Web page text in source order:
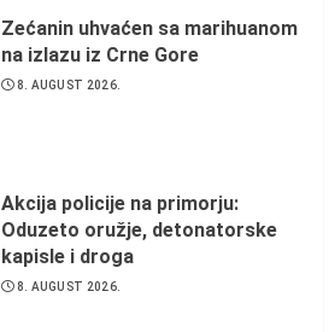
Zećanin uhvaćen sa marihuanom
na izlazu iz Crne Gore
8. AUGUST 2026.
Akcija policije na primorju:
Oduzeto oružje, detonatorske
kapisle i droga
8. AUGUST 2026.